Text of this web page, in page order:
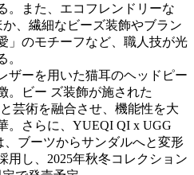
。また、エコフレンドリーな
、繊細なビーズ装飾やブラン
」のモチーフなど、職人技が光
。
ザーを用いた猫耳のヘッドピー
。ビー ズ装飾が施された
芸術を融合させ、機能性を大
。さらに、YUEQI QI x UGG
、ブーツからサンダルへと変形
用し、2025年秋冬コレクション